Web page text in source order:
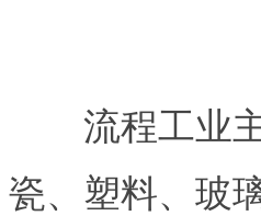
流程工业主
瓷、塑料、玻